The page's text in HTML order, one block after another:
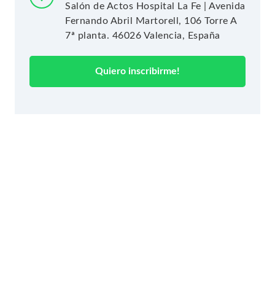
Salón de Actos Hospital La Fe | Avenida
Fernando Abril Martorell, 106 Torre A
7ª planta. 46026 Valencia, España
Quiero inscribirme!